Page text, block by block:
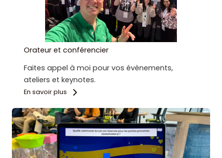
Orateur et conférencier
Faites appel à moi pour vos évènements,
ateliers et keynotes.
En savoir plus